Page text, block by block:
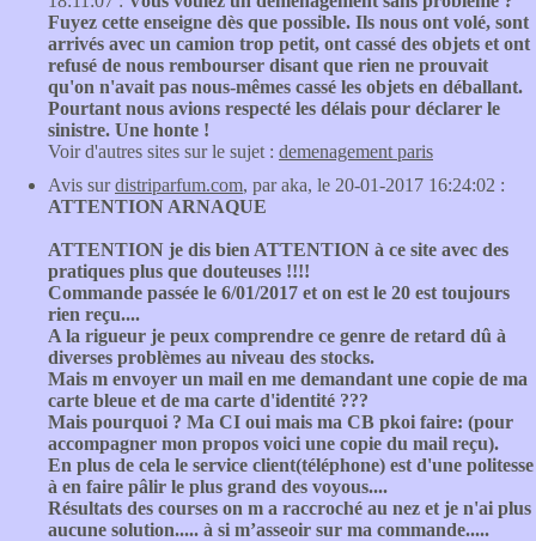
Fuyez cette enseigne dès que possible. Ils nous ont volé, sont
arrivés avec un camion trop petit, ont cassé des objets et ont
refusé de nous rembourser disant que rien ne prouvait
qu'on n'avait pas nous-mêmes cassé les objets en déballant.
Pourtant nous avions respecté les délais pour déclarer le
sinistre. Une honte !
Voir d'autres sites sur le sujet : demenagement paris
Avis surdistriparfum.com, par aka, le 20-01-2017 16:24:02 :
ATTENTION ARNAQUE
ATTENTION je dis bien ATTENTION à ce site avec des
pratiques plus que douteuses !!!!
Commande passée le 6/01/2017 et on est le 20 est toujours
rien reçu....
A la rigueur je peux comprendre ce genre de retard dû à
diverses problèmes au niveau des stocks.
Mais m envoyer un mail en me demandant une copie de ma
carte bleue et de ma carte d'identité ???
Mais pourquoi ? Ma CI oui mais ma CB pkoi faire: (pour
accompagner mon propos voici une copie du mail reçu).
En plus de cela le service client(téléphone) est d'une politesse
à en faire pâlir le plus grand des voyous....
Résultats des courses on m a raccroché au nez et je n'ai plus
aucune solution..... à si m’asseoir sur ma commande.....